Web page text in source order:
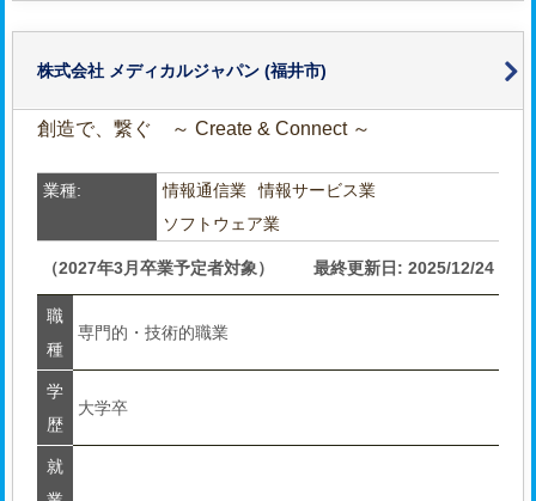
株式会社 メディカルジャパン (福井市)
創造で、繋ぐ ～ Create & Connect ～
業種: 情報通信業
情報サービス業
ソフトウェア業
（2027年3月卒業予定者対象） 最終更新日: 2025/12/24
職
種
専門的・技術的職業
学
歴
大学卒
就